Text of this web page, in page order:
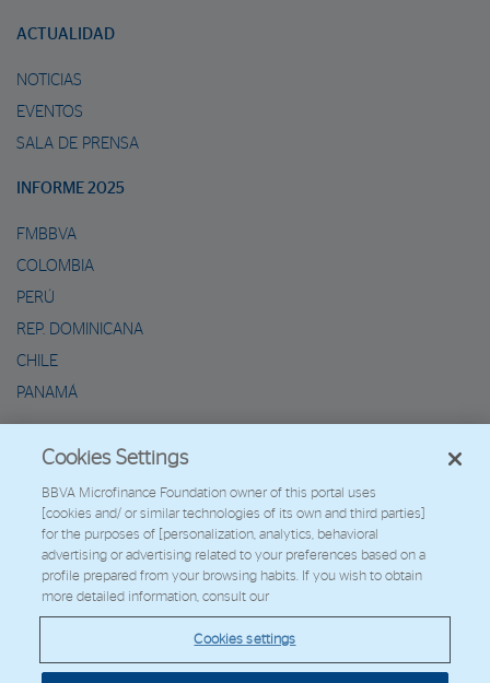
ACTUALIDAD
NOTICIAS
EVENTOS
SALA DE PRENSA
INFORME 2025
FMBBVA
COLOMBIA
PERÚ
REP. DOMINICANA
CHILE
PANAMÁ
2026 - Fundación Microfinanzas BBVA
Trabaja con nosotros
© Copyright 2026 - FMBBVA.
Cookies Settings
BBVA Microfinance Foundation owner of this portal uses
[cookies and/ or similar technologies of its own and third parties]
for the purposes of [personalization, analytics, behavioral
advertising or advertising related to your preferences based on a
profile prepared from your browsing habits. If you wish to obtain
more detailed information, consult our
Cookies settings